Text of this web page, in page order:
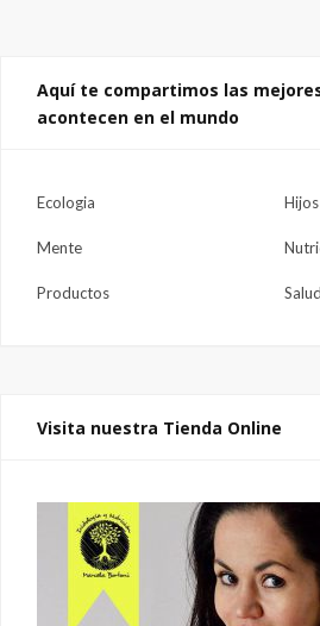
Aquí te compartimos las
acontecen en el mundo
Ecologia Hijos
Mente
Productos Salud
Visita nuestra Tienda Online